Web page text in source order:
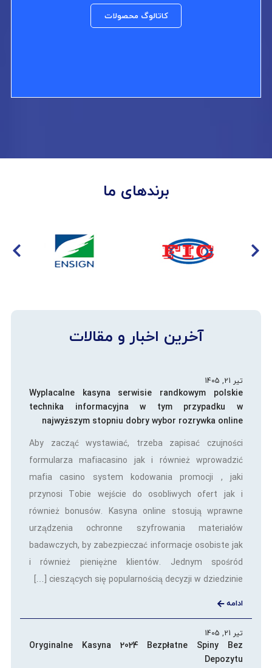
کاتالوگ محصولات
برندهای ما
آخرین اخبار و مقالات
تیر 21, 1405
Wyplacalne kasyna serwisie randkowym polskie
technika informacyjna w tym przypadku w
najwyższym stopniu dobry wybor rozrywka online
Aby zacząć wystawiać, trzeba zapisać czujności
formularza mafiacasino jak i również wprowadzić
mafia casino system kodowania promocji , jaki
przynosi Tobie wejście do osobliwych ofert jak i
również bonusów. Kasyna online stosują wprawne
urządzenia ochronne szyfrowania materiałów
badawczych, by zabezpieczać informacje osobiste jak
i również pieniężne klientów. Jednym spośród
cieszących się popularnością decyzji w dziedzinie […]
ادامه
تیر 21, 1405
Oryginalne Kasyna 2024 Bezpłatne Spiny Bez
Depozytu